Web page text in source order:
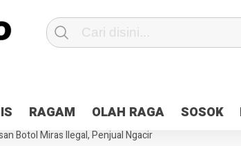
RAGAM OLAH RAGA SOSOK
di Kota Jayapura
Pesan Sejuk Polri di Deklarasi
Hibah Pilkada Jayapura Cair 10 Persen, Deposit
Botol Miras Ilegal, Penjual Ngacir